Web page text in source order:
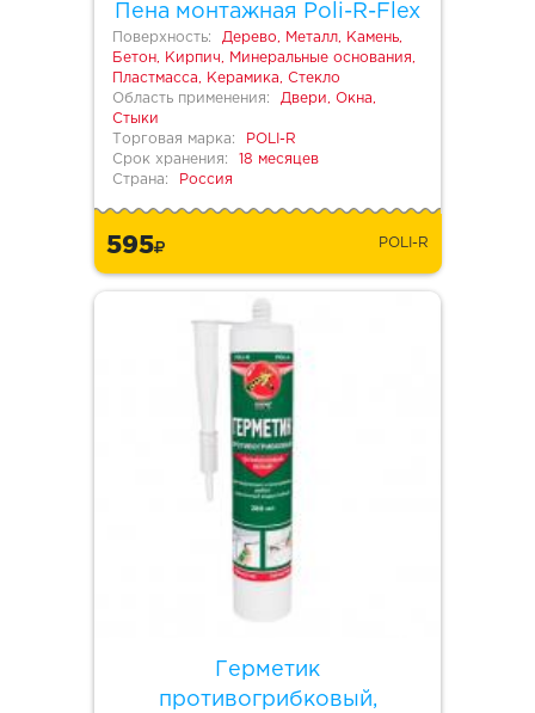
Пена монтажная Poli-R-Flex
Поверхность:
Дерево, Металл, Камень,
Бетон, Кирпич, Минеральные основания,
Пластмасса, Керамика, Стекло
Область применения:
Двери, Окна,
Стыки
Торговая марка:
POLI-R
Срок хранения:
18 месяцев
Страна:
Россия
595 POLI-R
Герметик
противогрибковый,